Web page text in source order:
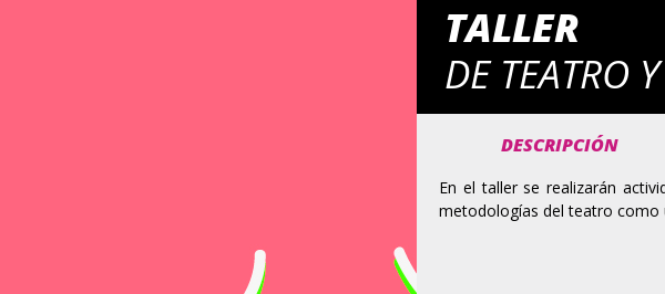
TALLER
DE TEATRO
DESCRIPCIÓN
En el taller se realizarán
metodologías del teatro como